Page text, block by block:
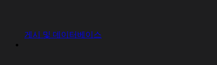
게시 및 데이터베이스